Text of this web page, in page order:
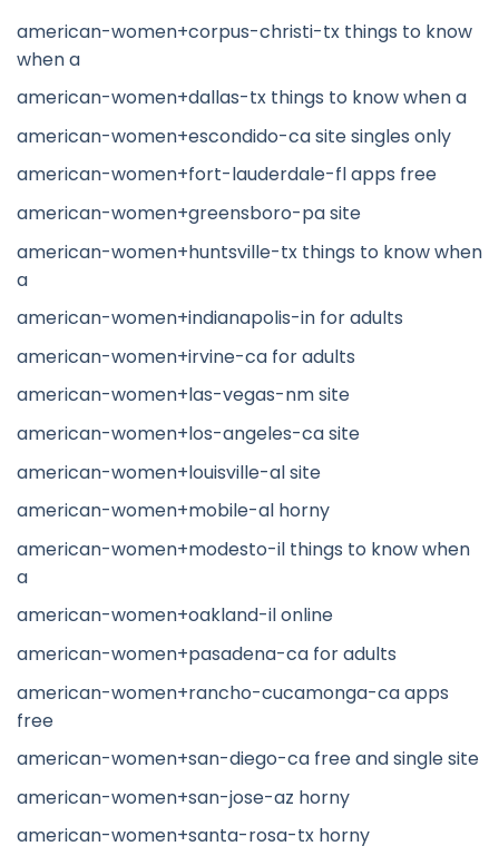
american-women+corpus-christi-tx things to know
when a
american-women+dallas-tx things to know when a
american-women+escondido-ca site singles only
american-women+fort-lauderdale-fl apps free
american-women+greensboro-pa site
american-women+huntsville-tx things to know when
a
american-women+indianapolis-in for adults
american-women+irvine-ca for adults
american-women+las-vegas-nm site
american-women+los-angeles-ca site
american-women+louisville-al site
american-women+mobile-al horny
american-women+modesto-il things to know when
a
american-women+oakland-il online
american-women+pasadena-ca for adults
american-women+rancho-cucamonga-ca apps
free
american-women+san-diego-ca free and single site
american-women+san-jose-az horny
american-women+santa-rosa-tx horny